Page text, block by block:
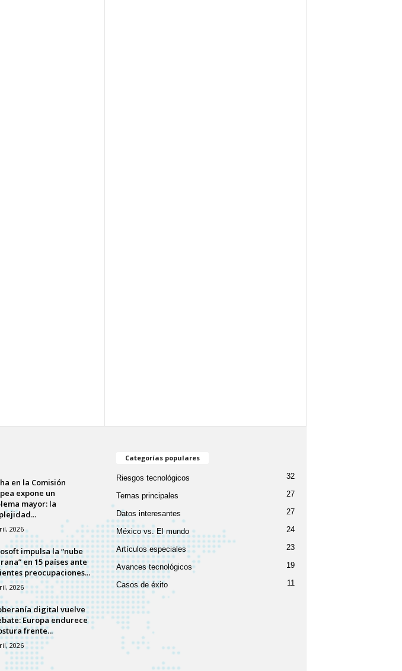
en la Comisión
expone un
mayor: la
2026
impulsa la “nube
en 15 países ante
preocupaciones...
2026
digital vuelve
Europa endurece
frente...
2026
Categorías populares
Riesgos tecnológicos 32
Temas principales 27
Datos interesantes 27
México vs. El mundo 24
Artículos especiales 23
Avances tecnológicos 19
Casos de éxito 11